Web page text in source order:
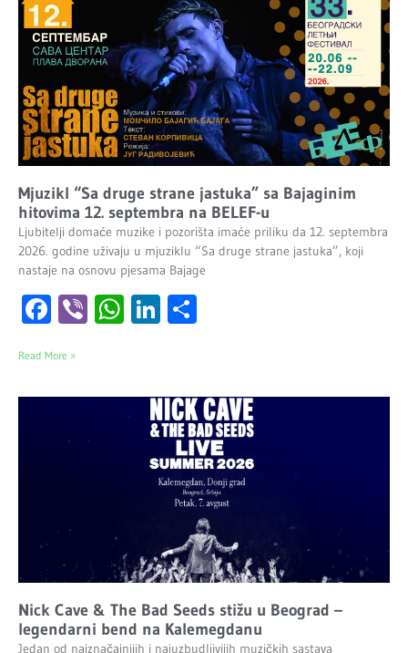
Mjuzikl “Sa druge strane jastuka” sa Bajaginim
hitovima 12. septembra na BELEF-u
Ljubitelji domaće muzike i pozorišta imaće priliku da 12. septembra
2026. godine uživaju u mjuziklu “Sa druge strane jastuka”, koji
nastaje na osnovu pjesama Bajage
Facebook
ViberWhatsApp
LinkedIn
Read More »
Nick Cave & The Bad Seeds stižu u Beograd –
legendarni bend na Kalemegdanu
Jedan od najznačajnijih i najuzbudljivijih muzičkih sastava